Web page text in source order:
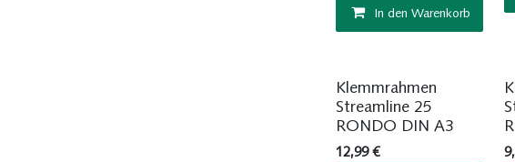
In den Warenkorb
Sofort ab Lager
Klemmrahmen
Streamline 25
RONDO DIN A3
12,99€